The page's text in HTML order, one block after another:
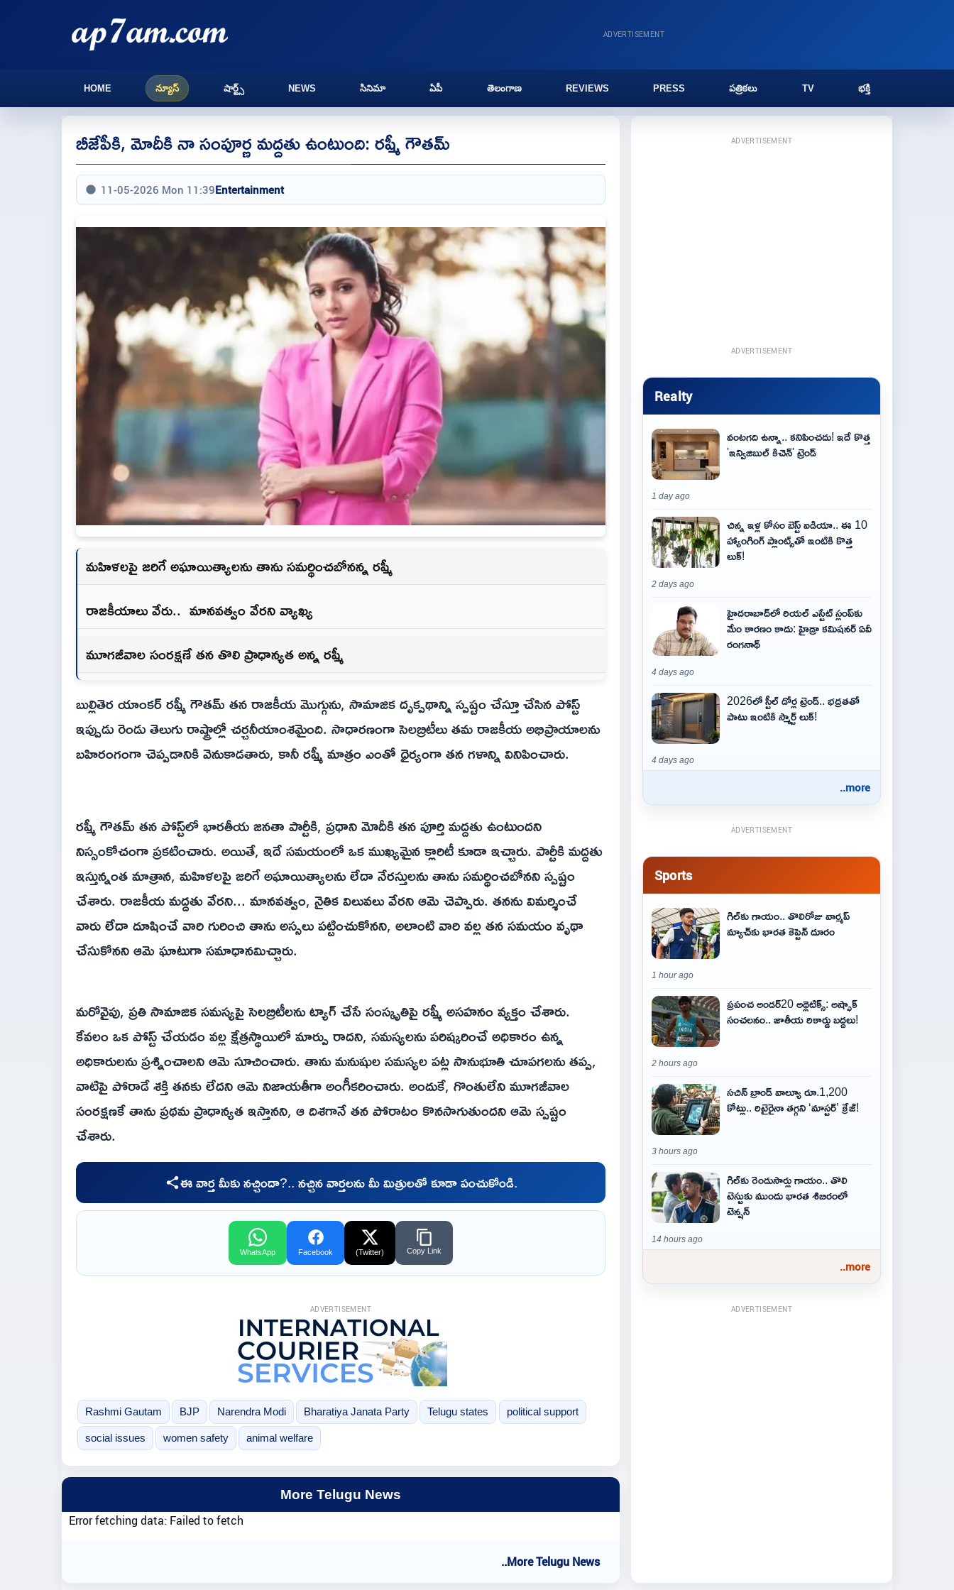
ADVERTISEMENT
HOME న్యూస్ షార్ట్స్ NEWS సినిమా ఏపీ తెలంగాణ REVIEWS PRESS పత్రికలు TV భక్తి
బీజేపీకి, మోదీకి నా సంపూర్ణ మద్దతు ఉంటుంది: రష్మీ గౌతమ్
11-05-2026 Mon 11:39Entertainment
మహిళలపై జరిగే అఘాయిత్యాలను తాను సమర్థించబోనన్న రష్మీ
రాజకీయాలు వేరు.. మానవత్వం వేరని వ్యాఖ్య
మూగజీవాల సంరక్షణే తన తొలి ప్రాధాన్యత అన్న రష్మీ
బుల్లితెర యాంకర్ రష్మీ గౌతమ్ తన రాజకీయ మొగ్గును, సామాజిక దృక్పథాన్ని స్పష్టం చేస్తూ చేసిన పోస్ట్
ఇప్పుడు రెండు తెలుగు రాష్ట్రాల్లో చర్చనీయాంశమైంది. సాధారణంగా సెలబ్రిటీలు తమ రాజకీయ అభిప్రాయాలను
బహిరంగంగా చెప్పడానికి వెనుకాడతారు, కానీ రష్మీ మాత్రం ఎంతో ధైర్యంగా తన గళాన్ని వినిపించారు.
రష్మీ గౌతమ్ తన పోస్ట్‌లో భారతీయ జనతా పార్టీకి, ప్రధాని మోదీకి తన పూర్తి మద్దతు ఉంటుందని
నిస్సంకోచంగా ప్రకటించారు. అయితే, ఇదే సమయంలో ఒక ముఖ్యమైన క్లారిటీ కూడా ఇచ్చారు. పార్టీకి మద్దతు
ఇస్తున్నంత మాత్రాన, మహిళలపై జరిగే అఘాయిత్యాలను లేదా నేరస్తులను తాను సమర్థించబోనని స్పష్టం
చేశారు. రాజకీయ మద్దతు వేరని... మానవత్వం, నైతిక విలువలు వేరని ఆమె చెప్పారు. తనను విమర్శించే
వారు లేదా దూషించే వారి గురించి తాను అస్సలు పట్టించుకోనని, అలాంటి వారి వల్ల తన సమయం వృథా
చేసుకోనని ఆమె ఘాటుగా సమాధానమిచ్చారు.
మరోవైపు, ప్రతి సామాజిక సమస్యపై సెలబ్రిటీలను ట్యాగ్ చేసే సంస్కృతిపై రష్మీ అసహనం వ్యక్తం చేశారు.
కేవలం ఒక పోస్ట్ చేయడం వల్ల క్షేత్రస్థాయిలో మార్పు రాదని, సమస్యలను పరిష్కరించే అధికారం ఉన్న
అధికారులను ప్రశ్నించాలని ఆమె సూచించారు. తాను మనుషుల సమస్యల పట్ల సానుభూతి చూపగలను తప్ప,
వాటిపై పోరాడే శక్తి తనకు లేదని ఆమె నిజాయతీగా అంగీకరించారు. అందుకే, గొంతులేని మూగజీవాల
సంరక్షణకే తాను ప్రథమ ప్రాధాన్యత ఇస్తానని, ఆ దిశగానే తన పోరాటం కొనసాగుతుందని ఆమె స్పష్టం
చేశారు.
ఈ వార్త మీకు నచ్చిందా?.. నచ్చిన వార్తలను మీ మిత్రులతో కూడా పంచుకోండి.
WhatsApp Facebook (Twitter) Copy Link
ADVERTISEMENT
Rashmi Gautam BJP Narendra Modi Bharatiya Janata Party Telugu states political support
social issues women safety animal welfare
More Telugu News
Error fetching data: Failed to fetch
..More Telugu News
ADVERTISEMENT
ADVERTISEMENT
Realty
వంటగది ఉన్నా.. కనిపించదు! ఇదే కొత్త
'ఇన్విజిబుల్ కిచెన్' ట్రెండ్
1 day ago
చిన్న ఇళ్ల కోసం బెస్ట్ ఐడియా.. ఈ 10
హ్యాంగింగ్ ప్లాంట్స్‌తో ఇంటికి కొత్త
లుక్!
2 days ago
హైదరాబాద్‌లో రియల్ ఎస్టేట్ స్లంప్‌కు
మేం కారణం కాదు: హైడ్రా కమిషనర్ ఏవీ
రంగనాథ్
4 days ago
2026లో స్టీల్ డోర్ల ట్రెండ్.. భద్రతతో
పాటు ఇంటికి స్మార్ట్ లుక్!
4 days ago
..more
ADVERTISEMENT
Sports
గిల్‌కు గాయం.. తొలిరోజు వార్మప్‌
మ్యాచ్‌కు భారత కెప్టెన్‌ దూరం
1 hour ago
ప్రపంచ అండర్20 అథ్లెటిక్స్: అష్ఫాక్
సంచలనం.. జాతీయ రికార్డు బద్దలు!
2 hours ago
సచిన్ బ్రాండ్ వాల్యూ రూ.1,200
కోట్లు.. రిటైరైనా తగ్గని ‘మాస్టర్’ క్రేజ్!
3 hours ago
గిల్‌కు రెండుసార్లు గాయం.. తొలి
టెస్టుకు ముందు భారత శిబిరంలో
టెన్షన్
14 hours ago
..more
ADVERTISEMENT